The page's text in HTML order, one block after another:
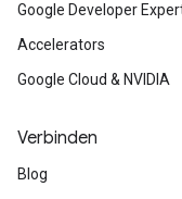
Google Developer
Accelerators
Google Cloud & NVIDIA
Verbinden
Blog